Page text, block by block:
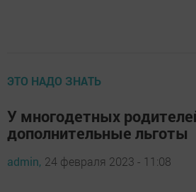
ЭТО НАДО ЗНАТЬ
У многодетных
дополнительные льготы
admin, 24 февраля 2023 - 11:08